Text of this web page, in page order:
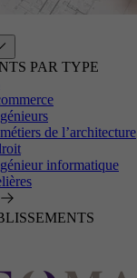
PAR TYPE
de l’architecture
informatique